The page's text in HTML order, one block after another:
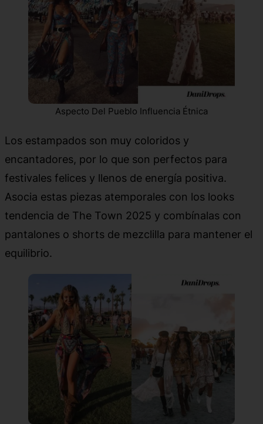
Aspecto Del Pueblo Influencia Étnica
Los estampados son muy coloridos y
encantadores, por lo que son perfectos para
festivales felices y llenos de energía positiva.
Asocia estas piezas atemporales con los looks
tendencia de The Town 2025 y combínalas con
pantalones o shorts de mezclilla para mantener el
equilibrio.